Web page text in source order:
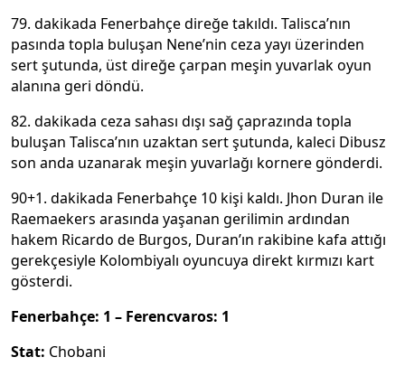
79. dakikada Fenerbahçe direğe takıldı. Talisca’nın
pasında topla buluşan Nene’nin ceza yayı üzerinden
sert şutunda, üst direğe çarpan meşin yuvarlak oyun
alanına geri döndü.
82. dakikada ceza sahası dışı sağ çaprazında topla
buluşan Talisca’nın uzaktan sert şutunda, kaleci Dibusz
son anda uzanarak meşin yuvarlağı kornere gönderdi.
90+1. dakikada Fenerbahçe 10 kişi kaldı. Jhon Duran ile
Raemaekers arasında yaşanan gerilimin ardından
hakem Ricardo de Burgos, Duran’ın rakibine kafa attığı
gerekçesiyle Kolombiyalı oyuncuya direkt kırmızı kart
gösterdi.
Fenerbahçe: 1 – Ferencvaros: 1
Stat: Chobani